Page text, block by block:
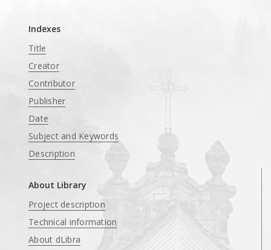
Indexes
Title
Creator
Contributor
Publisher
Date
Subject and Keywords
Description
About Library
Project description
Technical information
About dLibra